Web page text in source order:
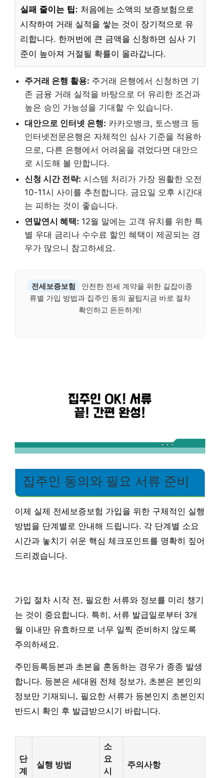
실패 줄이는 팁: 처음에는 소액의 보증보험으로
시작하여 거래 실적을 쌓는 것이 장기적으로 유
리합니다. 한꺼번에 큰 금액을 신청하면 심사 기
준이 높아져 거절될 확률이 올라갑니다.
주거래 은행 활용: 주거래 은행에서 신청하면 기
존 금융 거래 실적을 바탕으로 더 유리한 조건과
높은 승인 가능성을 기대할 수 있습니다.
대안으로 인터넷 은행: 카카오뱅크, 토스뱅크 등
인터넷전문은행은 자체적인 심사 기준을 적용하
므로, 다른 은행에서 어려움을 겪었다면 대안으
로 시도해 볼 만합니다.
신청 시간 전략: 시스템 처리가 가장 원활한 오전
10-11시 사이를 추천합니다. 금요일 오후 시간대
는 피하는 것이 좋습니다.
연말연시 혜택: 12월 말에는 고객 유치를 위한 특
별 우대 금리나 수수료 할인 혜택이 제공되는 경
우가 많으니 참고하세요.
전세보증보험
안전한 전세 계약을 위한 길잡이종
류별 가입 방법과 집주인 동의 꿀팁지금 바로 절차
확인하고 든든하게!
집주인 동의와 필요 서류 준비
이제 실제 전세보증보험 가입을 위한 구체적인 실행
방법을 단계별로 안내해 드립니다. 각 단계별 소요
시간과 놓치기 쉬운 핵심 체크포인트를 명확히 짚어
드리겠습니다.
가입 절차 시작 전, 필요한 서류와 정보를 미리 챙기
는 것이 중요합니다. 특히, 서류 발급일로부터 3개
월 이내만 유효하므로 너무 일찍 준비하지 않도록
주의하세요.
주민등록등본과 초본을 혼동하는 경우가 종종 발생
합니다. 등본은 세대원 전체 정보가, 초본은 본인의
정보만 기재되니, 필요한 서류가 등본인지 초본인지
반드시 확인 후 발급받으시기 바랍니다.
단
계
실행 방법
소
요
시
주의사항